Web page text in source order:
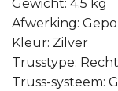
Gewicht: 4.5 kg
Afwerking:
Kleur: Zilver
Trusstype: Recht
Truss-systeem: